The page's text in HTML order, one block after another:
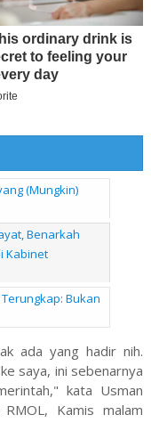
(Mungkin)
Benarkah
Kabinet
Bukan
ada yang hadir nih.
saya, ini sebenarnya
kata Usman
Kamis malam